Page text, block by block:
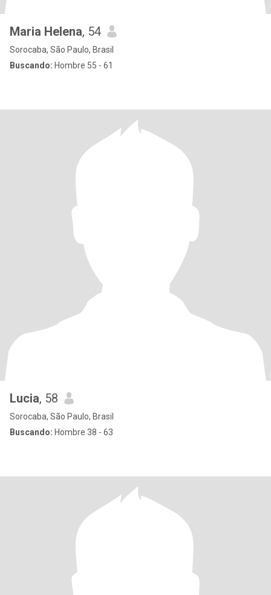
Maria Helena, 54
Sorocaba, São Paulo, Brasil
Buscando: Hombre 55 - 61
Lucia, 58
Sorocaba, São Paulo, Brasil
Buscando: Hombre 38 - 63